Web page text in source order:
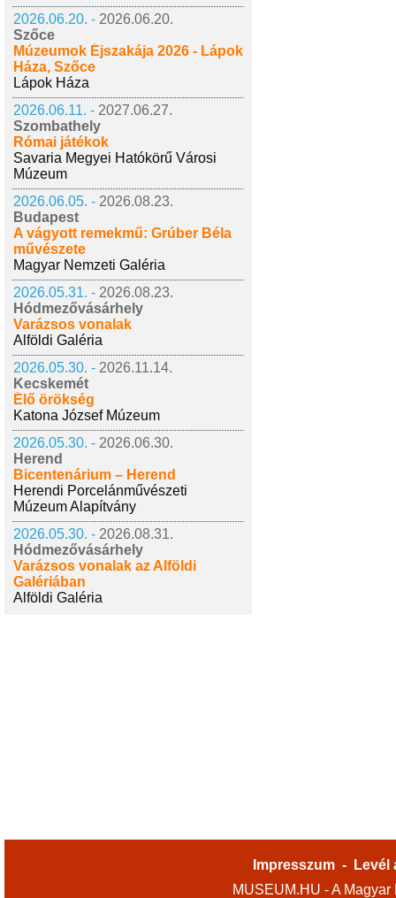
2026.06.20. - 2026.06.20.
Szőce
Múzeumok Éjszakája 2026 - Lápok
Háza, Szőce
Lápok Háza
2026.06.11. - 2027.06.27.
Szombathely
Római játékok
Savaria Megyei Hatókörű Városi
Múzeum
2026.06.05. - 2026.08.23.
Budapest
A vágyott remekmű: Grúber Béla
művészete
Magyar Nemzeti Galéria
2026.05.31. - 2026.08.23.
Hódmezővásárhely
Varázsos vonalak
Alföldi Galéria
2026.05.30. - 2026.11.14.
Kecskemét
Élő örökség
Katona József Múzeum
2026.05.30. - 2026.06.30.
Herend
Bicentenárium – Herend
Herendi Porcelánművészeti
Múzeum Alapítvány
2026.05.30. - 2026.08.31.
Hódmezővásárhely
Varázsos vonalak az Alföldi
Galériában
Alföldi Galéria
Impresszum -
Levél
MUSEUM.HU - A